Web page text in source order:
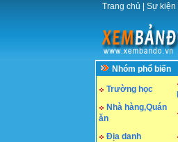
Trang chủ Sự kiện
Nhóm phổ biến
Trường học
Nhà hàng,Quán
ăn
Địa danh